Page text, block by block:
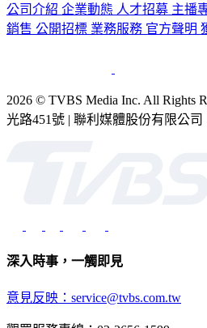
公司介紹 企業動態 人才招募 主播
銷售 公開招標 業務服務 官方聲明
2026 © TVBS Media Inc. All Rights
光路451號 | 聯利媒體股份有限公司
深入時事，一觸即見
意見反映：service@tvbs.com.tw